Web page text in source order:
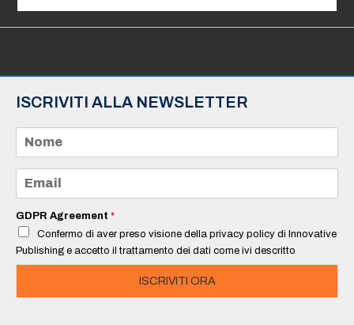
ISCRIVITI ALLA NEWSLETTER
m
e
a
i
*
GDPR Agreement *
Confermo di aver preso visione della privacy policy di Innovative
Publishing e accetto il trattamento dei dati come ivi descritto
ISCRIVITI ORA